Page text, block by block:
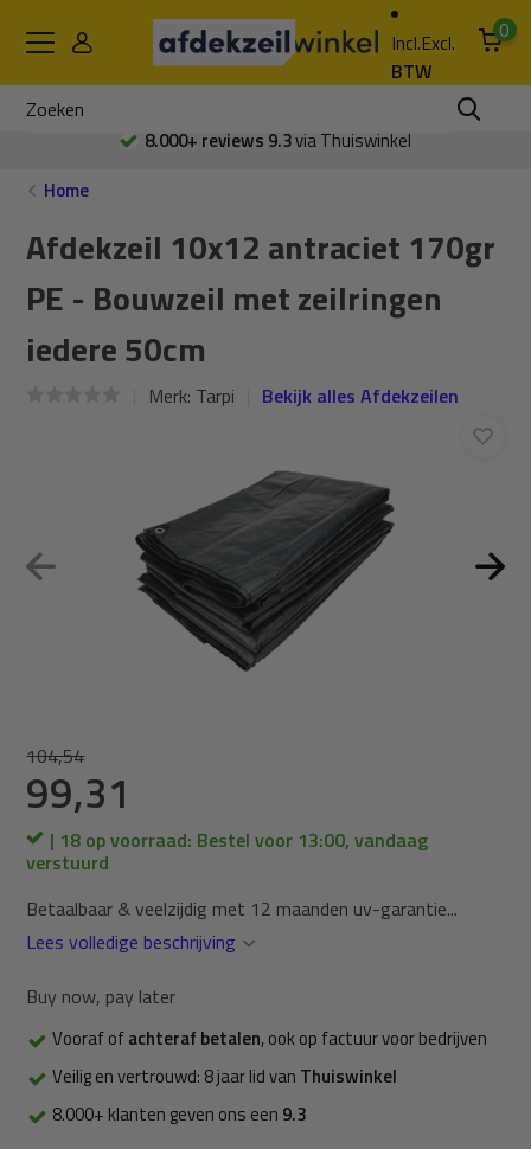
Incl.Excl.
BTW
0
8.000+ reviews 9.3via Thuiswinkel
Home
Afdekzeil 10x12 antraciet 170gr
PE - Bouwzeil met zeilringen
iedere 50cm
Merk: Tarpi Bekijk alles Afdekzeilen
104,54
99,31
| 18 op voorraad: Bestel voor 13:00, vandaag
verstuurd
Betaalbaar & veelzijdig met 12 maanden uv-garantie...
Lees volledige beschrijving
Buy now, pay later
Vooraf ofachteraf betalen, ook op factuur voor bedrijven
Veilig en vertrouwd: 8 jaar lid van Thuiswinkel
8.000+ klanten geven ons een 9.3